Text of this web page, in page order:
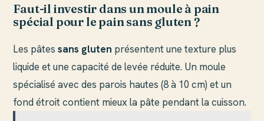
Faut-il investir dans un moule à pain
spécial pour le pain sans gluten ?
Les pâtessans gluten présentent une texture plus
liquide et une capacité de levée réduite. Un moule
spécialisé avec des parois hautes (8 à 10 cm) et un
fond étroit contient mieux la pâte pendant la cuisson.